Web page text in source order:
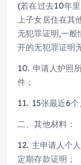
(若在过去10年
上子女居住在其
无犯罪证明,一般
开的无犯罪证明
10. 申请人护照
件；
11. 15张最近6
二、其他材料：
12. 主申请人个
定期存款证明；